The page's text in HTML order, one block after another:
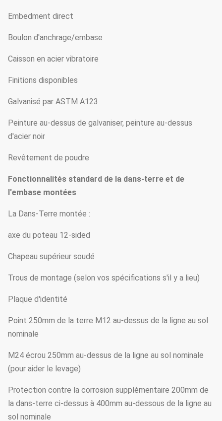
Embedment direct
Boulon d'anchrage/embase
Caisson en acier vibratoire
Finitions disponibles
Galvanisé par ASTM A123
Peinture au-dessus de galvaniser, peinture au-dessus
d'acier noir
Revêtement de poudre
Fonctionnalités standard de la dans-terre et de
l'embase montées
La Dans-Terre montée :
axe du poteau 12-sided
Chapeau supérieur soudé
Trous de montage (selon vos spécifications s'il y a lieu)
Plaque d'identité
Point 250mm de la terre M12 au-dessus de la ligne au sol
nominale
M24 écrou 250mm au-dessus de la ligne au sol nominale
(pour aider le levage)
Protection contre la corrosion supplémentaire 200mm de
la dans-terre ci-dessus à 400mm au-dessous de la ligne au
sol nominale